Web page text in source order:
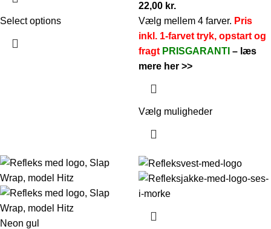
Select options
22,00 kr.
Vælg mellem 4 farver. Pris
inkl. 1-farvet tryk, opstart og
fragt PRISGARANTI – læs
mere her >>
Vælg muligheder
Neon gul